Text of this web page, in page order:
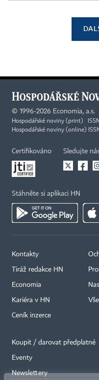
© 1996-2026 Economia, a.s.
Hospodářské noviny (print)
Hospodářské noviny (online)
Certifikováno Sledujte
Stáhněte si aplikaci HN
Kontakty
Tiráž redakce HN
Economia
Kariéra v HN
Ceník inzerce
Koupit / darovat předplatné
Eventy
Newslettery